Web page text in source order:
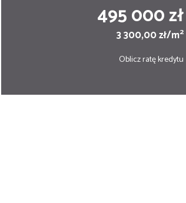
495 000 zł
3 300,00 zł/m2
Oblicz ratę kredytu